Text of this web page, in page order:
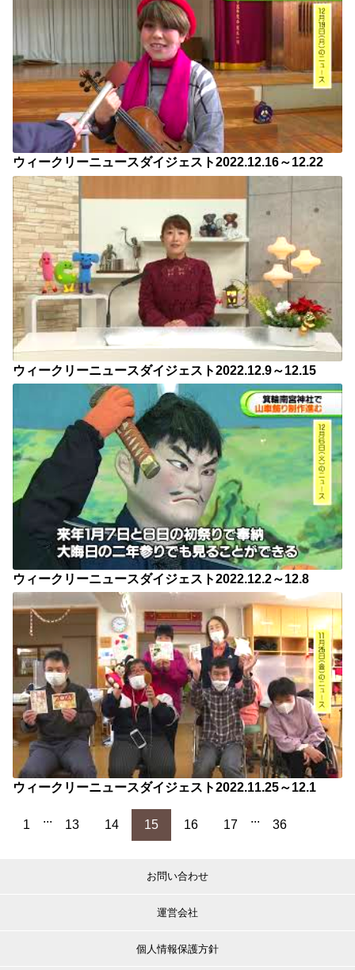
ウィークリーニュースダイジェスト2022.12.16～12.22
ウィークリーニュースダイジェスト2022.12.9～12.15
ウィークリーニュースダイジェスト2022.12.2～12.8
ウィークリーニュースダイジェスト2022.11.25～12.1
1 ... 13 14 15 16 17 ... 36
お問い合わせ
運営会社
個人情報保護方針